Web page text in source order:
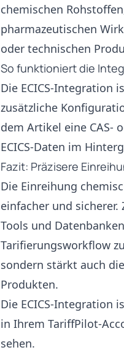
chemischen
pharmazeutischen
oder technischen
So funktioniert die
Die ECICS-Integration
zusätzliche
dem Artikel eine CAS-
ECICS-Daten im
Fazit: Präzisere
Die Einreihung
einfacher und
Tools und
Tarifierungsworkflow
sondern stärkt auch
Produkten.
Die ECICS-Integration
in Ihrem TariffPilot-
sehen.